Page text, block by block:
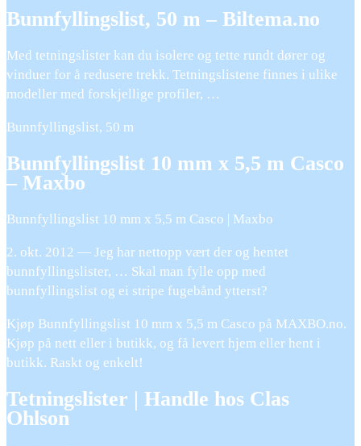
Bunnfyllingslist, 50 m – Biltema.no
Med tetningslister kan du isolere og tette rundt dører og
vinduer for å redusere trekk. Tetningslistene finnes i ulike
modeller med forskjellige profiler, …
Bunnfyllingslist, 50 m
Bunnfyllingslist 10 mm x 5,5 m Casco
– Maxbo
Bunnfyllingslist 10 mm x 5,5 m Casco | Maxbo
2. okt. 2012 — Jeg har nettopp vært der og hentet
bunnfyllingslister, … Skal man fylle opp med
bunnfyllingslist og ei stripe fugebånd ytterst?
Kjøp Bunnfyllingslist 10 mm x 5,5 m Casco på MAXBO.no.
Kjøp på nett eller i butikk, og få levert hjem eller hent i
butikk. Raskt og enkelt!
Tetningslister | Handle hos Clas
Ohlson